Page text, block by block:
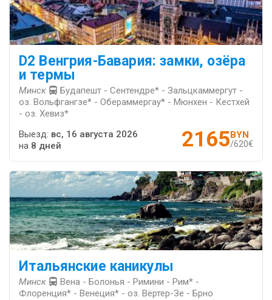
D2 Венгрия-Бавария: замки, озёра
и термы
Минск
Будапешт - Сентендре* - Зальцкаммергут -
оз. Вольфгангзе* - Обераммергау* - Мюнхен - Кестхей
- оз. Хевиз*
2165BYN
/620€
Выезд: вс, 16 августа 2026
на 8 дней
Итальянские каникулы
Минск
Вена - Болонья - Римини - Рим* -
Флоренция* - Венеция* - оз. Вёртер-Зе - Брно